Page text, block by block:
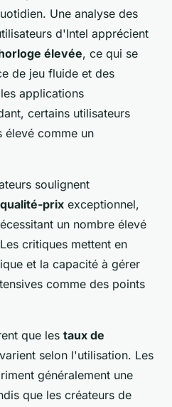
Une analyse des
d'Intel apprécient
élevée, ce qui se
de jeu fluide et des
applications
certains utilisateurs
élevé comme un
soulignent
prix exceptionnel,
un nombre élevé
critiques mettent en
et la capacité à gérer
comme des points
que les taux de
varient selon l'utilisation. Les
généralement une
que les créateurs de